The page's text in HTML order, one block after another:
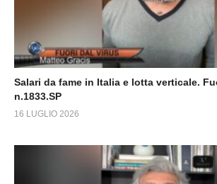
Salari da fame in Italia e lotta verticale.
n.1833.SP
16 LUGLIO 2026